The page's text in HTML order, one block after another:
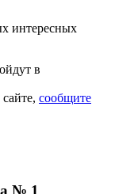
интересных
в
сообщите
№ 1